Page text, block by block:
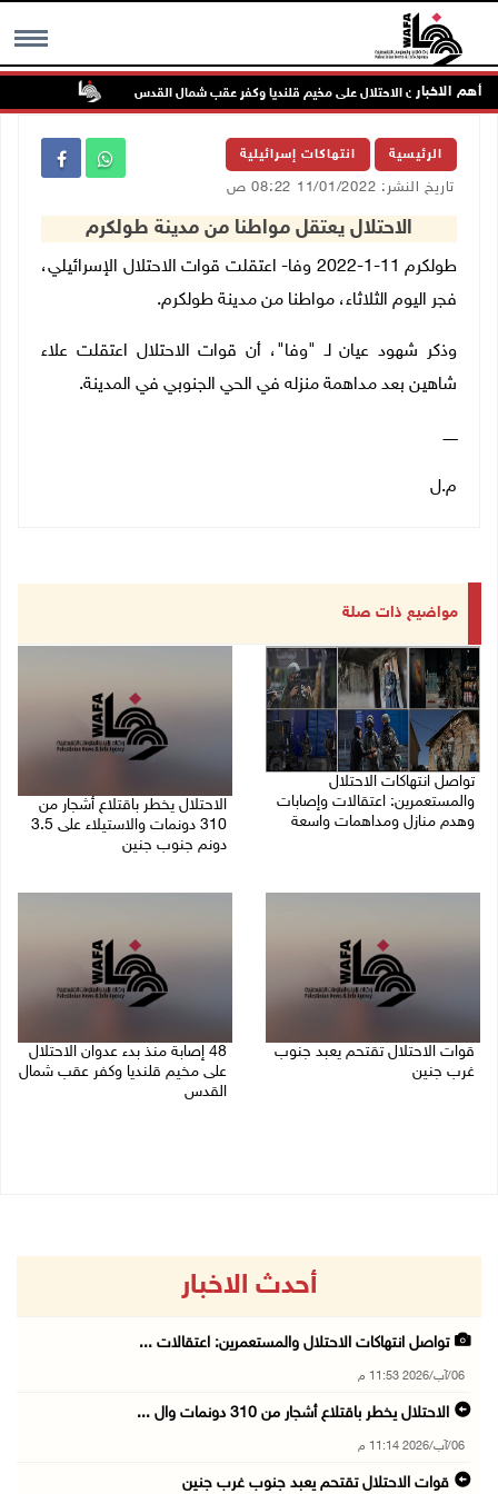
MENU أهم الاخبار
الرئيسية انتهاكات إسرائيلية
تاريخ النشر: 11/01/2022 08:22 ص
الاحتلال يعتقل مواطنا من مدينة طولكرم
‫طولكرم 11-1-2022 وفا- اعتقلت قوات الاحتلال الإسرائيلي،
فجر اليوم الثلاثاء، مواطنا من مدينة طولكرم.
وذكر شهود عيان لـ "وفا"، أن قوات الاحتلال اعتقلت علاء
شاهين بعد مداهمة منزله في الحي الجنوبي في المدينة.
ــــــ
م.ل
مواضيع ذات صلة
تواصل انتهاكات الاحتلال
والمستعمرين: اعتقالات وإصابات
وهدم منازل ومداهمات واسعة
الاحتلال يخطر باقتلاع أشجار من
310 دونمات والاستيلاء على 3.5
دونم جنوب جنين
قوات الاحتلال تقتحم يعبد جنوب
غرب جنين
48 إصابة منذ بدء عدوان الاحتلال
على مخيم قلنديا وكفر عقب شمال
القدس
أحدث الاخبار
تواصل انتهاكات الاحتلال والمستعمرين: اعتقالات ...
06/آب/2026 11:53 م
الاحتلال يخطر باقتلاع أشجار من 310 دونمات وال ...
06/آب/2026 11:14 م
قوات الاحتلال تقتحم يعبد جنوب غرب جنين